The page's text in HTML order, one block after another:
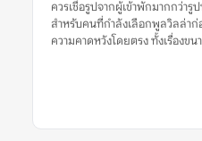
ควรเชื่อรูปจากผู้เข้าพักมากกว่า
สำหรับคนที่กำลังเลือกพูลวิลล่า
ความคาดหวังโดยตรง ทั้งเรื่องข
ทางการร่วมกัน แล้วตรวจหลาย